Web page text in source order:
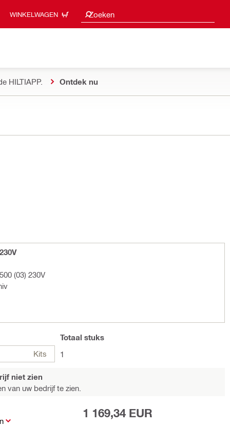
WINKELWAGEN Zoeken
Zoeksuggesties
HILTIAPP. Ontdek nu
(03) 230V
Kits
Totaal stuks
1
niet zien
van uw bedrijf te zien.
1 169,34 EUR